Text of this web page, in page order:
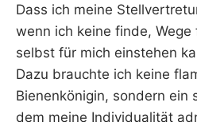
Dass ich meine
wenn ich keine finde,
selbst für mich einstehen
Dazu brauchte ich keine
Bienenkönigin, sondern ein
dem meine Individualität